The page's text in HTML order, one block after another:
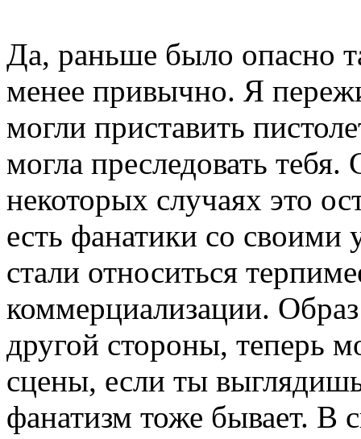
Да, раньше было опасно
менее привычно. Я
могли приставить
могла преследовать
некоторых случаях это
есть фанатики со
стали относиться
коммерциализации.
другой стороны, теперь
сцены, если ты
фанатизм тоже бывает. В